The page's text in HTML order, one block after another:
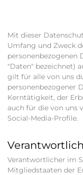
Mit dieser
Umfang und Zweck
personenbezogenen
"Daten" bezeichnet)
gilt für alle von uns
personenbezogener
Kerntätigkeit, der
auch für die von uns
Social-Media-Profile.
Verantwortlicher im
Mitgliedstaaten der